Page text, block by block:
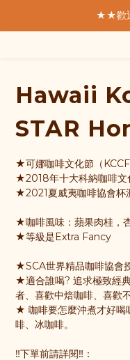
★★歡
★★歡
我
Hawaii
STAR
★可娜咖啡文化節（
★2018年十大科納咖啡文
★2021夏威夷咖啡協會杯
★咖啡風味：蘋果肉桂，
★等級是Extra Fancy
★SCA世界精品咖啡協會
★適合誰喝? 追求極致經
者、喜歡中焙咖啡、喜歡
★ 咖啡要怎麼沖煮才好喝
啡、冰咖啡。
‼️下單前請詳閱‼️：